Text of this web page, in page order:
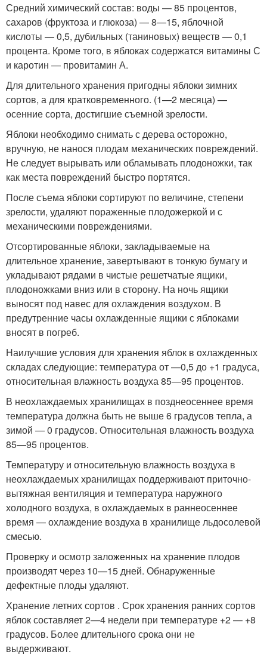
Средний химический состав: воды — 85 процентов,
сахаров (фруктоза и глюкоза) — 8—15, яблочной
кислоты — 0,5, дубильных (таниновых) веществ — 0,1
процента. Кроме того, в яблоках содержатся витамины С
и каротин — провитамин А.
Для длительного хранения пригодны яблоки зимних
сортов, а для кратковременного. (1—2 месяца) —
осенние сорта, достигшие съемной зрелости.
Яблоки необходимо снимать с дерева осторожно,
вручную, не нанося плодам механических повреждений.
Не следует вырывать или обламывать плодоножки, так
как места повреждений быстро портятся.
После съема яблоки сортируют по величине, степени
зрелости, удаляют пораженные плодожеркой и с
механическими повреждениями.
Отсортированные яблоки, закладываемые на
длительное хранение, завертывают в тонкую бумагу и
укладывают рядами в чистые решетчатые ящики,
плодоножками вниз или в сторону. На ночь ящики
выносят под навес для охлаждения воздухом. В
предутренние часы охлажденные ящики с яблоками
вносят в погреб.
Наилучшие условия для хранения яблок в охлажденных
складах следующие: температура от —0,5 до +1 градуса,
относительная влажность воздуха 85—95 процентов.
В неохлаждаемых хранилищах в позднеосеннее время
температура должна быть не выше 6 градусов тепла, а
зимой — 0 градусов. Относительная влажность воздуха
85—95 процентов.
Температуру и относительную влажность воздуха в
неохлаждаемых хранилищах поддерживают приточно-
вытяжная вентиляция и температура наружного
холодного воздуха, в охлаждаемых в раннеосеннее
время — охлаждение воздуха в хранилище льдосолевой
смесью.
Проверку и осмотр заложенных на хранение плодов
производят через 10—15 дней. Обнаруженные
дефектные плоды удаляют.
Хранение летних сортов . Срок хранения ранних сортов
яблок составляет 2—4 недели при температуре +2 — +8
градусов. Более длительного срока они не
выдерживают.